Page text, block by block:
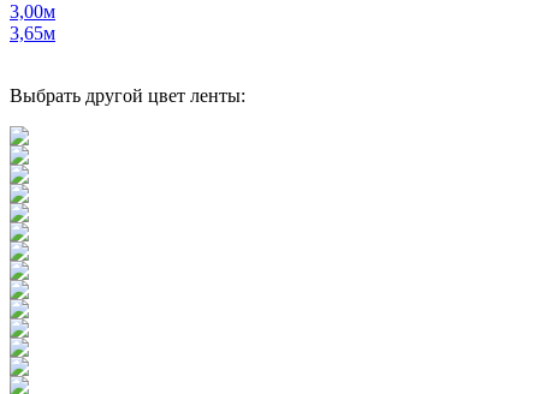
3,00м
3,65м
Выбрать другой цвет ленты: